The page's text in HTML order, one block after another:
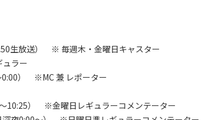
生放送） ※ 毎週木・金曜日キャスター
ラー
0:00） ※MC 兼 レポーター
10:25） ※金曜日レギュラーコメンテーター